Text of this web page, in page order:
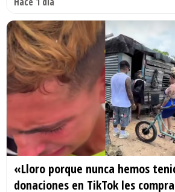
«Lloro porque nunca hemos
donaciones en TikTok les